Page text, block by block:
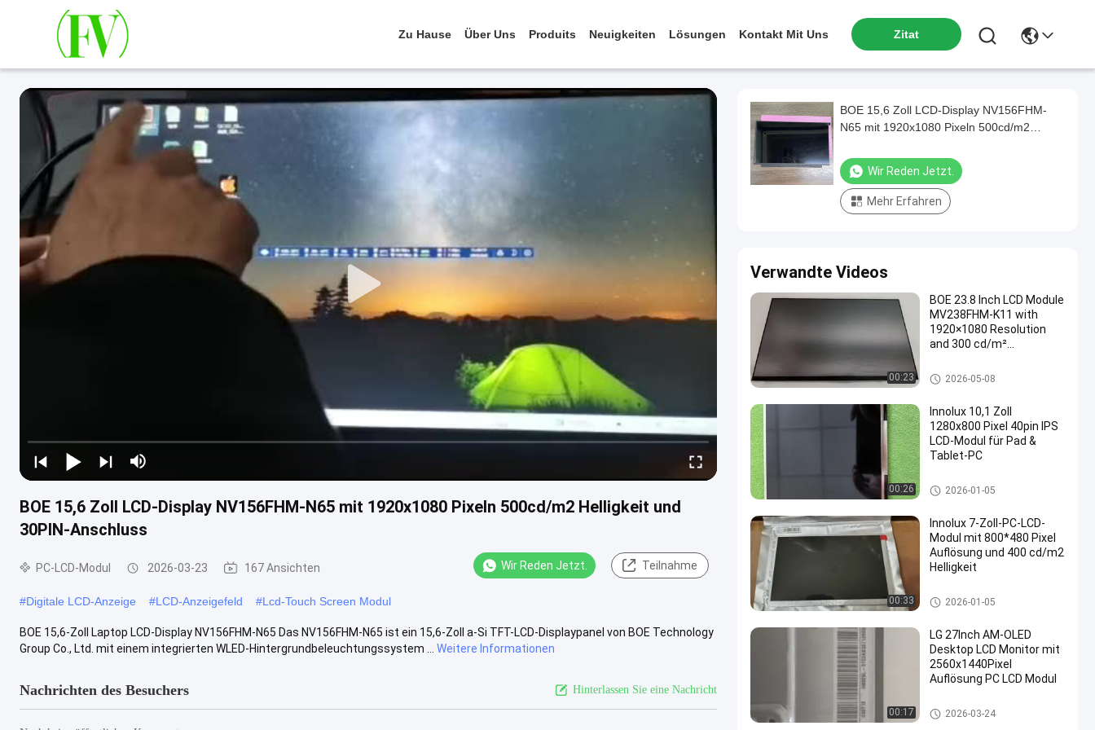
Zu Hause Über Uns Produits Neuigkeiten Lösungen Kontakt Mit Uns Zitat
BOE 15,6 Zoll LCD-Display NV156FHM-N65 mit 1920x1080 Pixeln 500cd/m2 Helligkeit und
30PIN-Anschluss
PC-LCD-Modul 2026-03-23 167 Ansichten Wir Reden Jetzt. Teilnahme
#Digitale LCD-Anzeige #LCD-Anzeigefeld #Lcd-Touch Screen Modul
BOE 15,6-Zoll Laptop LCD-Display NV156FHM-N65 Das NV156FHM-N65 ist ein 15,6-Zoll a-Si TFT-LCD-Displaypanel von BOE Technology
Group Co., Ltd. mit einem integrierten WLED-Hintergrundbeleuchtungssystem ...
Weitere Informationen
Nachrichten des Besuchers Hinterlassen Sie eine Nachricht
BOE 15,6 Zoll LCD-Display NV156FHM-
N65 mit 1920x1080 Pixeln 500cd/m2
Wir Reden Jetzt.
Mehr Erfahren
Verwandte Videos
00:23
BOE 23.8 Inch LCD Module
MV238FHM-K11 with
1920×1080 Resolution
and 300 cd/m²
PC-LCD-Modul
2026-05-08
00:26
Innolux 10,1 Zoll
1280x800 Pixel 40pin IPS
LCD-Modul für Pad &
Tablet-PC
PC-LCD-Modul
2026-01-05
00:33
Innolux 7-Zoll-PC-LCD-
Modul mit 800*480 Pixel
Auflösung und 400 cd/m2
Helligkeit
PC-LCD-Modul
2026-01-05
00:17
LG 27Inch AM-OLED
Desktop LCD Monitor mit
2560x1440Pixel
Auflösung PC LCD Modul
PC-LCD-Modul
2026-03-24